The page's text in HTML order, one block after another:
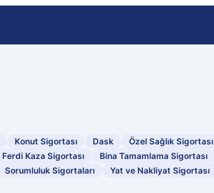
Konut Sigortası Dask Özel Sağlık Sigortası
Ferdi Kaza Sigortası Bina Tamamlama Sigortası
Sorumluluk Sigortaları Yat ve Nakliyat Sigortası